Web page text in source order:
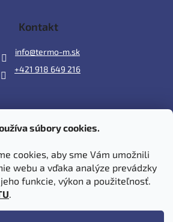
súbory cookies.
cookies, aby sme Vám umožnili
webu a vďaka analýze prevádzky
funkcie, výkon a použiteľnosť.
.
Kontakt
info@termo-m.sk
+421 918 649 216
online platby